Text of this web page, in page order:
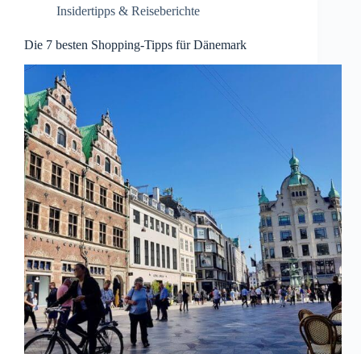
Insidertipps & Reiseberichte
Die 7 besten Shopping-Tipps für Dänemark